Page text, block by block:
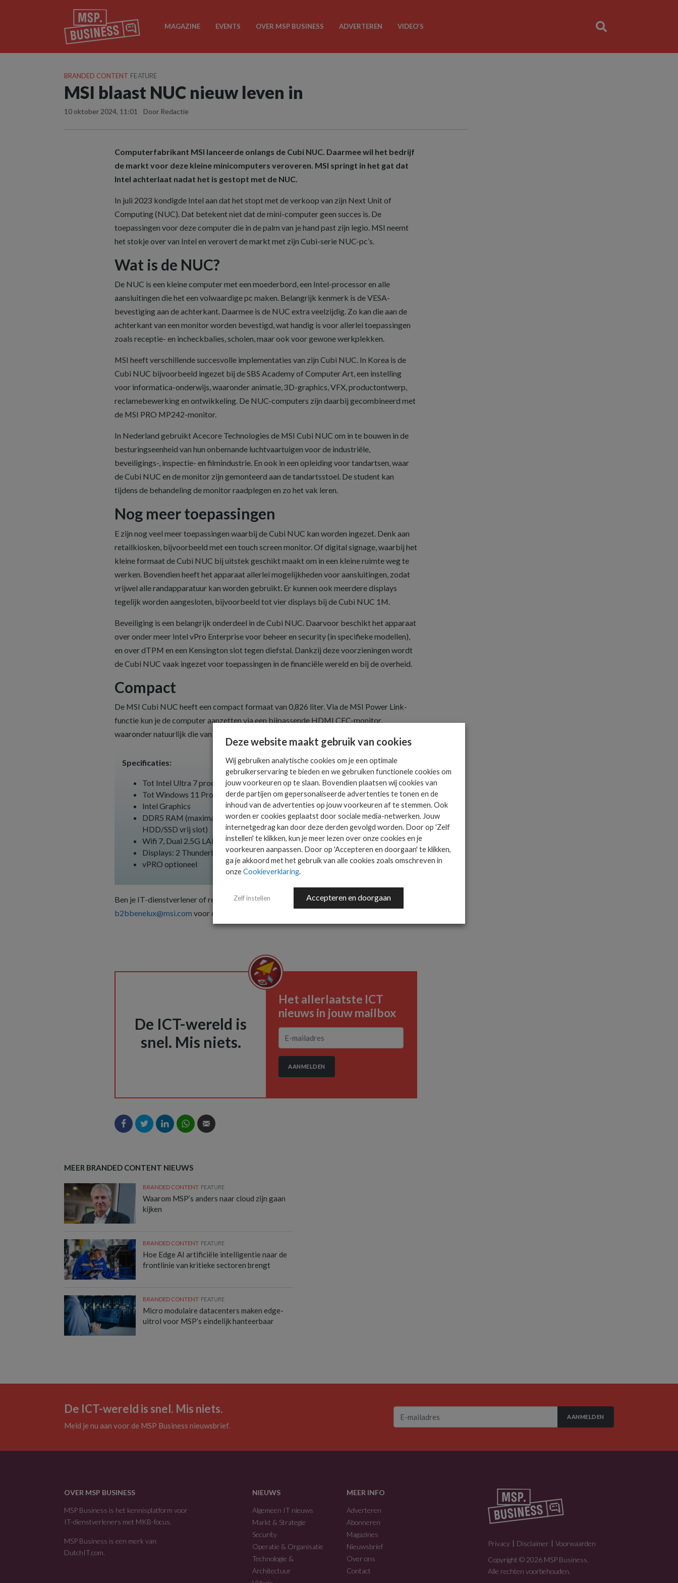
MAGAZINE EVENTS OVER MSP BUSINESS ADVERTEREN VIDEO’S
BRANDED CONTENT FEATURE
MSI blaast NUC nieuw leven in
10 oktober 2024, 11:01 Door Redactie
Computerfabrikant MSI lanceerde onlangs de Cubi NUC. Daarmee wil het bedrijf
de markt voor deze kleine minicomputers veroveren. MSI springt in het gat dat
Intel achterlaat nadat het is gestopt met de NUC.
In juli 2023 kondigde Intel aan dat het stopt met de verkoop van zijn Next Unit of
Computing (NUC). Dat betekent niet dat de mini-computer geen succes is. De
toepassingen voor deze computer die in de palm van je hand past zijn legio. MSI neemt
het stokje over van Intel en verovert de markt met zijn Cubi-serie NUC-pc’s.
Wat is de NUC?
De NUC is een kleine computer met een moederbord, een Intel-processor en alle
aansluitingen die het een volwaardige pc maken. Belangrijk kenmerk is de VESA-
bevestiging aan de achterkant. Daarmee is de NUC extra veelzijdig. Zo kan die aan de
achterkant van een monitor worden bevestigd, wat handig is voor allerlei toepassingen
zoals receptie- en incheckbalies, scholen, maar ook voor gewone werkplekken.
MSI heeft verschillende succesvolle implementaties van zijn Cubi NUC. In Korea is de
Cubi NUC bijvoorbeeld ingezet bij de SBS Academy of Computer Art, een instelling
voor informatica-onderwijs, waaronder animatie, 3D-graphics, VFX, productontwerp,
reclamebewerking en ontwikkeling. De NUC-computers zijn daarbij gecombineerd met
de MSI PRO MP242-monitor.
In Nederland gebruikt Acecore Technologies de MSI Cubi NUC om in te bouwen in de
besturingseenheid van hun onbemande luchtvaartuigen voor de industriële,
beveiligings-, inspectie- en filmindustrie. En ook in een opleiding voor tandartsen, waar
de Cubi NUC en de monitor zijn gemonteerd aan de tandartsstoel. De student kan
tijdens de behandeling de monitor raadplegen en zo het vak leren.
Nog meer toepassingen
E zijn nog veel meer toepassingen waarbij de Cubi NUC kan worden ingezet. Denk aan
retailkiosken, bijvoorbeeld met een touch screen monitor. Of digital signage, waarbij het
kleine formaat de Cubi NUC bij uitstek geschikt maakt om in een kleine ruimte weg te
werken. Bovendien heeft het apparaat allerlei mogelijkheden voor aansluitingen, zodat
vrijwel alle randapparatuur kan worden gebruikt. Er kunnen ook meerdere displays
tegelijk worden aangesloten, bijvoorbeeld tot vier displays bij de Cubi NUC 1M.
Beveiliging is een belangrijk onderdeel in de Cubi NUC. Daarvoor beschikt het apparaat
over onder meer Intel vPro Enterprise voor beheer en security (in specifieke modellen),
en over dTPM en een Kensington slot tegen diefstal. Dankzij deze voorzieningen wordt
de Cubi NUC vaak ingezet voor toepassingen in de financiële wereld en bij de overheid.
Compact
De MSI Cubi NUC heeft een compact formaat van 0,826 liter. Via de MSI Power Link-
functie kun je de computer aanzetten via een bijpassende HDMI CEC-monitor,
waaronder natuurlijk die van MSI zelf.
Specificaties:
Tot Intel Ultra 7 processor
Tot Windows 11 Pro
Intel Graphics
DDR5 RAM (maximaal 64GB), 1 TB M.2 SSD (1 M.2 2242 vrij slot, 1 2,5 inch
HDD/SSD vrij slot)
Wifi 7, Dual 2.5G LAN, Bluetooth 5.3
Displays: 2 Thunderbolt 4 (DP 1.4/PD out/een met PD in), 2 HDMI 2.1 out
vPRO optioneel
Ben je IT-dienstverlener of reseller? Neem dan contact op met MSI via
b2bbenelux@msi.com voor de mogelijkheden voor een partnership.
De ICT-wereld is
snel. Mis niets.
Het allerlaatste ICT
nieuws in jouw mailbox
AANMELDEN
MEER BRANDED CONTENT NIEUWS
BRANDED CONTENT FEATURE
Waarom MSP’s anders naar cloud zijn gaan
kijken
BRANDED CONTENT FEATURE
Hoe Edge AI artificiële intelligentie naar de
frontlinie van kritieke sectoren brengt
BRANDED CONTENT FEATURE
Micro modulaire datacenters maken edge-
uitrol voor MSP’s eindelijk hanteerbaar
De ICT-wereld is snel. Mis niets.
Meld je nu aan voor de MSP Business nieuwsbrief.
AANMELDEN
OVER MSP BUSINESS
MSP Business is het kennisplatform voor
IT-dienstverleners met MKB-focus.
MSP Business is een merk van
DutchIT.com
NIEUWS
Algemeen IT nieuws
Markt & Strategie
Security
Operatie & Organisatie
Technologie &
Architectuur
MEER INFO
Adverteren
Abonneren
Magazines
Nieuwsbrief
Over ons
Contact
Privacy Disclaimer
Voorwaarden
Copyright © 2026 MSP Business.
Alle rechten voorbehouden.
Deze website maakt gebruik van cookies
Wij gebruiken analytische cookies om je een optimale
gebruikerservaring te bieden en we gebruiken functionele cookies om
jouw voorkeuren op te slaan. Bovendien plaatsen wij cookies van
derde partijen om gepersonaliseerde advertenties te tonen en de
inhoud van de advertenties op jouw voorkeuren af te stemmen. Ook
worden er cookies geplaatst door sociale media-netwerken. Jouw
internetgedrag kan door deze derden gevolgd worden. Door op 'Zelf
instellen' te klikken, kun je meer lezen over onze cookies en je
voorkeuren aanpassen. Door op 'Accepteren en doorgaan' te klikken,
ga je akkoord met het gebruik van alle cookies zoals omschreven in
onzeCookieverklaring.
Zelf instellen Accepteren en doorgaan